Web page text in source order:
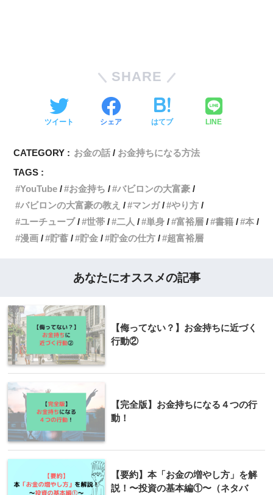
SHARE
ツイート シェア はてブ LINE
CATEGORY : お金の話
お金持ちになる方法
TAGS :
YouTube
お金持ち
バビロンの大富豪
バビロンの大富豪の教え
マンガ
やり方
ユーチューブ
世帯 二人 単身 富裕層 書籍
本
漫画
貯蓄 貯金 貯金の仕方 超富裕層
あなたにオススメの記事
【侮ってない？】お金持ちに近づく
行動②
【完全版】お金持ちになる４つの行
動！
【要約】本「お金の増やし方」を解
説！〜投資の基本編①〜（ネタバ